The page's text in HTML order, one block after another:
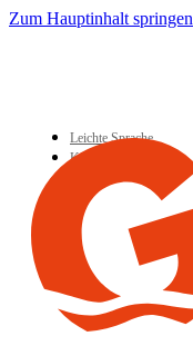
Zum Hauptinhalt springen
Leichte Sprache
Kontakt